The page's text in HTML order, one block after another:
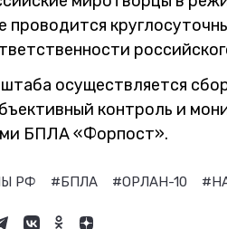
проводится
осуществляется
контроль и
БПЛА «Форпост».
РФ #БПЛА #ОРЛАН-10